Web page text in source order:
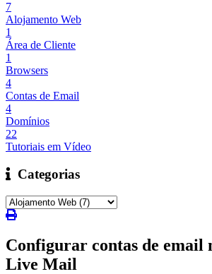
7
Alojamento Web
1
Área de Cliente
1
Browsers
4
Contas de Email
4
Domínios
22
Tutoriais em Vídeo
Categorias
Configurar contas de email
Live Mail